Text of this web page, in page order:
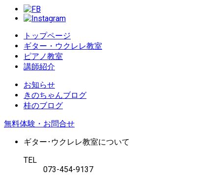
トップページ
ギター・ウクレレ教室
ピアノ教室
講師紹介
お知らせ
きのちゃんブログ
桂のブログ
無料体験・お問合せ
ギター･ウクレレ教室について
TEL
073-454-9137